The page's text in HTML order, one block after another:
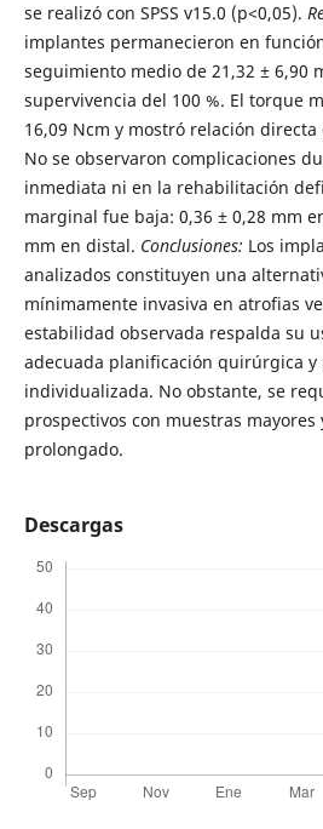
se realizó con SPSS v15.0 (p<0,05).
implantes permanecieron en
seguimiento medio de 21,32 ± 6,90
supervivencia del 100 %. El torque
16,09 Ncm y mostró relación
No se observaron complicaciones
inmediata ni en la rehabilitación
marginal fue baja: 0,36 ± 0,28 mm
mm en distal. Conclusiones: Los
analizados constituyen una
mínimamente invasiva en atrofias
estabilidad observada respalda su
adecuada planificación quirúrgica y
individualizada. No obstante, se
prospectivos con muestras
prolongado.
Descargas